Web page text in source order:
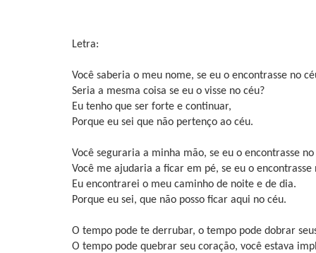
Letra:
Você saberia o meu nome, se eu o encontrasse no
Seria a mesma coisa se eu o visse no céu?
Eu tenho que ser forte e continuar,
Porque eu sei que não pertenço ao céu.
Você seguraria a minha mão, se eu o encontrasse no
Você me ajudaria a ficar em pé, se eu o encontrasse
Eu encontrarei o meu caminho de noite e de dia.
Porque eu sei, que não posso ficar aqui no céu.
O tempo pode te derrubar, o tempo pode dobrar
O tempo pode quebrar seu coração, você estava